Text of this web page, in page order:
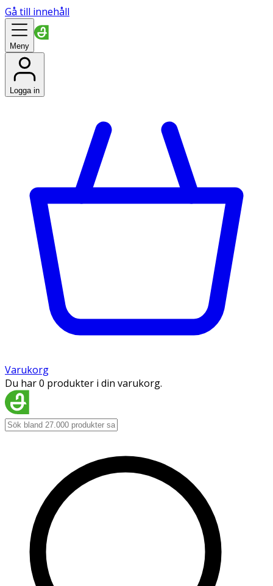
Gå till innehåll
Meny
Logga in
Varukorg
Du har 0 produkter i din varukorg.